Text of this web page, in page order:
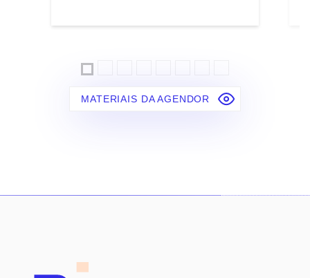
MATERIAIS DA AGENDOR